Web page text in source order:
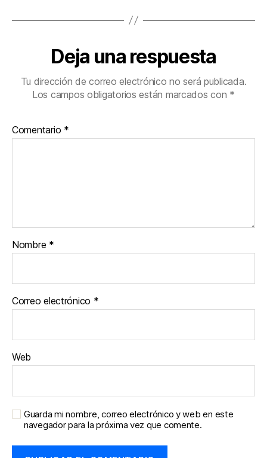
Deja una respuesta
Tu dirección de correo electrónico no será publicada.
Los campos obligatorios están marcados con *
Comentario *
Nombre *
Correo electrónico *
Web
Guarda mi nombre, correo electrónico y web en este
navegador para la próxima vez que comente.